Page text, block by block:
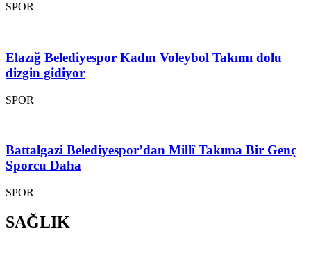
SPOR
Elazığ Belediyespor Kadın Voleybol Takımı dolu
dizgin gidiyor
SPOR
Battalgazi Belediyespor’dan Millî Takıma Bir Genç
Sporcu Daha
SPOR
SAĞLIK